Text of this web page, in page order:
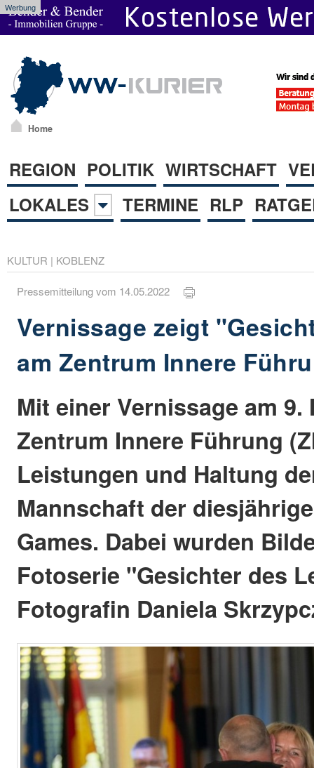
Werbung
Home
REGION POLITIK WIRTSCHAFT
LOKALES
TERMINE RLP
KULTUR | KOBLENZ
Pressemitteilung vom 14.05.2022
Vernissage zeigt
am Zentrum Innere
Mit einer Vernissage am
Zentrum Innere Führung
Leistungen und Haltung
Mannschaft der
Games. Dabei wurden
Fotoserie "Gesichter des
Fotografin Daniela